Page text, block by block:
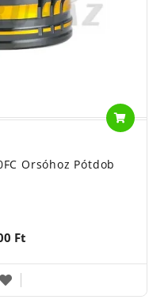
Orsóhoz Pótdob
Ft